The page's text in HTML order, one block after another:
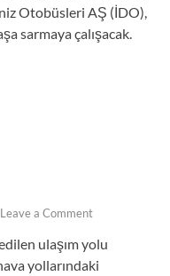
Otobüsleri AŞ (İDO),
sarmaya çalışacak.
Leave a Comment
ulaşım yolu
yollarındaki